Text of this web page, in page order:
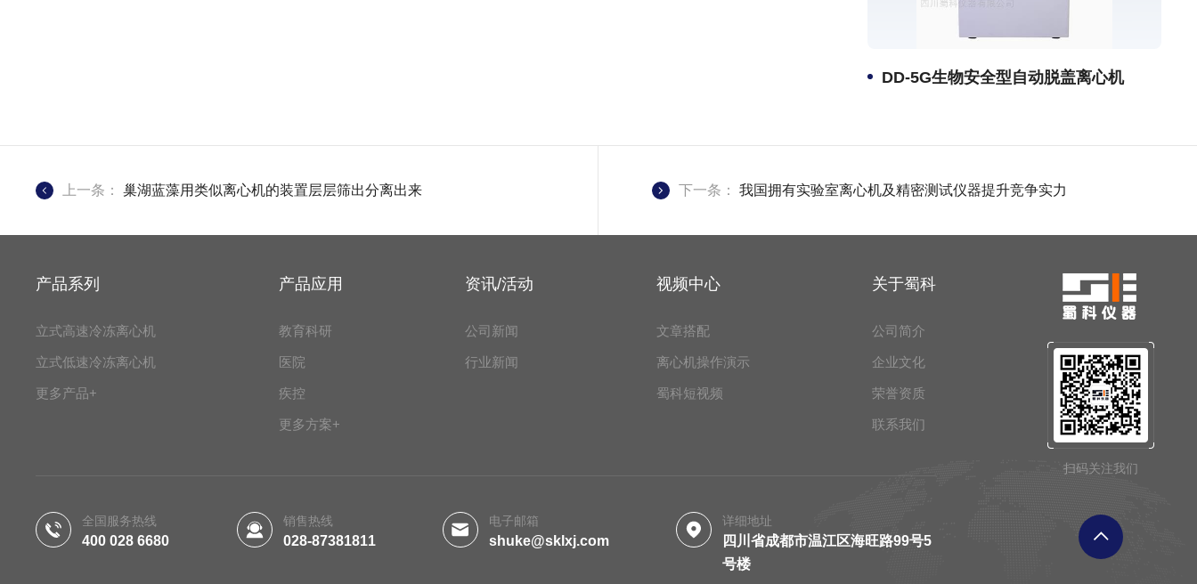
DD-5G生物安全型自动脱盖离心机
上一条：巢湖蓝藻用类似离心机的装置层层筛出分离出来 下一条： 我国拥有实验室离心机及精密测试仪器提升竞争实力
产品系列
立式高速冷冻离心机
立式低速冷冻离心机
更多产品+
产品应用
教育科研
医院
疾控
更多方案+
资讯/活动
公司新闻
行业新闻
视频中心
文章搭配
离心机操作演示
蜀科短视频
关于蜀科
公司简介
企业文化
荣誉资质
联系我们
全国服务热线
400 028 6680
销售热线
028-87381811
电子邮箱
shuke@sklxj.com
详细地址
四川省成都市温江区海旺路99号5
号楼
扫码关注我们